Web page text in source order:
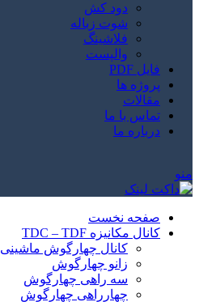
دود کش
شوت زباله
فلاشینگ
والپست
فایل PDF
پروژه ها
مقالات
تماس با ما
درباره ما
منو
صفحه نخست
کانال مکانیزه TDC – TDF
کانال چهارگوش ماشینی TDC , TDF
زانو چهارگوش
سه راهی چهارگوش
چهارراهی چهارگوش